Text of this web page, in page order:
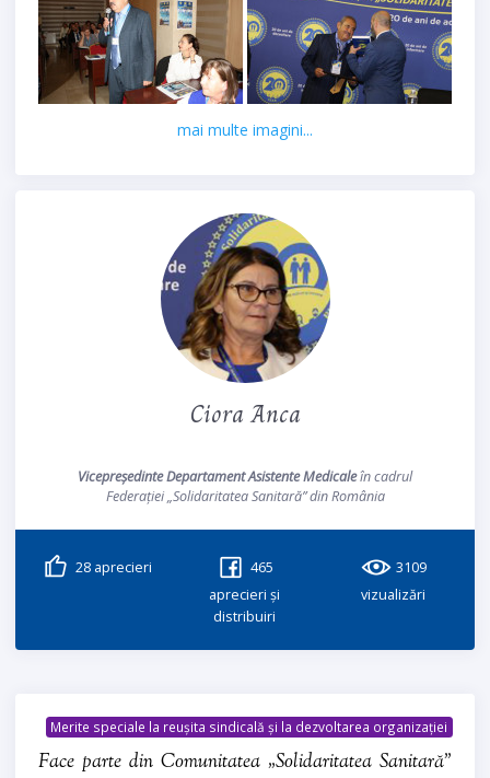
mai multe imagini...
Ciora Anca
Vicepreședinte Departament Asistente Medicaleîn cadrul
Federației „Solidaritatea Sanitară” din România
28aprecieri
465
aprecieri și
distribuiri
3109
vizualizări
Merite speciale la reușita sindicală și la dezvoltarea organizației
Face parte din Comunitatea „Solidaritatea Sanitară”